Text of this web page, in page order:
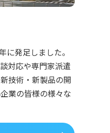
発足しました。
対応や専門家派遣
技術・新製品の開
業の皆様の様々な